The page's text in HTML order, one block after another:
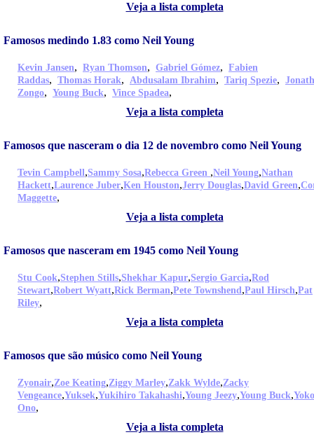
Veja a lista completa
Famosos medindo 1.83 como Neil Young
Kevin Jansen, Ryan Thomson, Gabriel Gómez, Fabien
Raddas, Thomas Horak, Abdusalam Ibrahim, Tariq Spezie,
Zongo, Young Buck, Vince Spadea,
Veja a lista completa
Famosos que nasceram o dia 12 de novembro como Neil Young
Tevin Campbell,Sammy Sosa,Rebecca Green ,Neil Young,Nathan
Hackett,Laurence Juber,Ken Houston,Jerry Douglas,David Green,
Maggette,
Veja a lista completa
Famosos que nasceram em 1945 como Neil Young
Stu Cook,Stephen Stills,Shekhar Kapur,Sergio Garcia,Rod
Stewart,Robert Wyatt,Rick Berman,Pete Townshend,Paul Hirsch,Pat
Riley,
Veja a lista completa
Famosos que são músico como Neil Young
Zyonair,Zoe Keating,Ziggy Marley,Zakk Wylde,Zacky
Vengeance,Yuksek,Yukihiro Takahashi,Young Jeezy,Young Buck,Yoko
Ono,
Veja a lista completa